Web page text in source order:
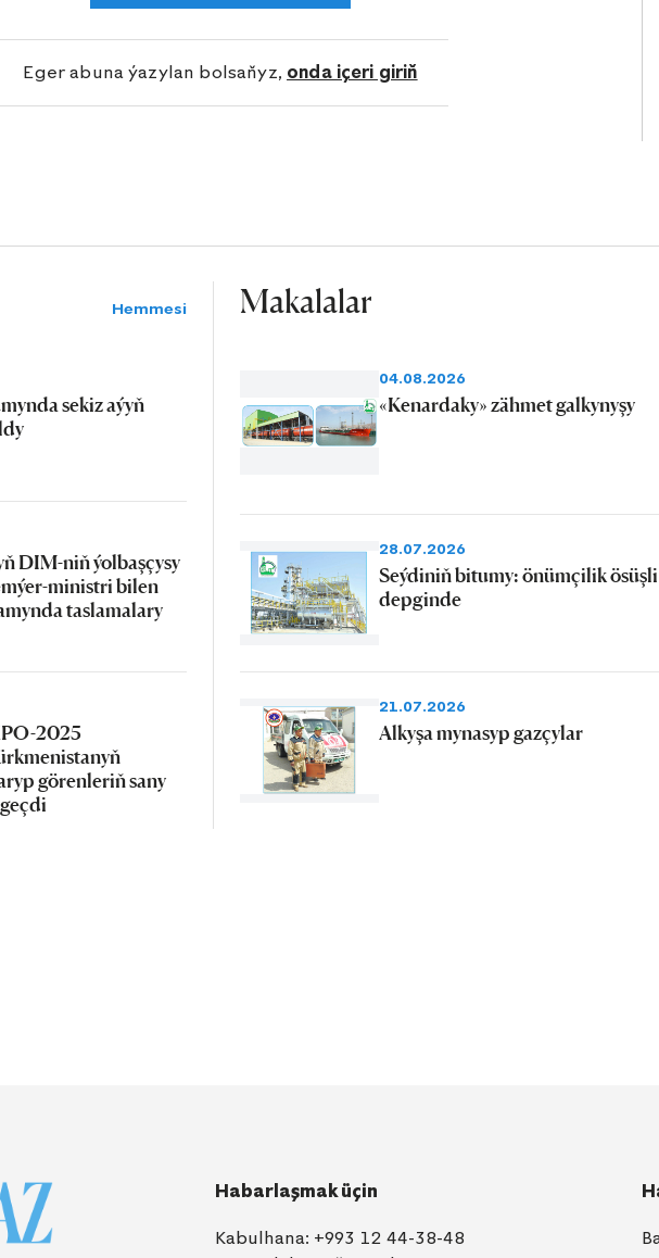
Eger abuna ýazylan bolsaňyz, onda içeri giriň
Hemmesi
sekiz aýyň
DIM-niň ýolbaşçysy
ministri bilen
taslamalary
2025
görenleriň sany
Makalalar
04.08.2026
«Kenardaky» zähmet galkynyşy
28.07.2026
Seýdiniň bitumy: önümçilik ösüşli
depginde
21.07.2026
Alkyşa mynasyp gazçylar
Habarlaşmak üçin
Kabulhana: +993 12 44-38-48